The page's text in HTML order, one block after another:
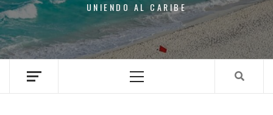
UNIENDO AL CARIBE
Menu